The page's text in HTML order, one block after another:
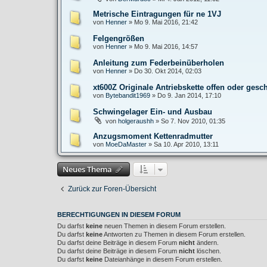
Metrische Eintragungen für ne 1VJ
von Henner » Mo 9. Mai 2016, 21:42
Felgengrößen
von Henner » Mo 9. Mai 2016, 14:57
Anleitung zum Federbeinüberholen
von Henner » Do 30. Okt 2014, 02:03
xt600Z Originale Antriebskette offen oder
von Bytebandit1969 » Do 9. Jan 2014, 17:10
Schwingelager Ein- und Ausbau
von holgeraushh » So 7. Nov 2010, 01:35
Anzugsmoment Kettenradmutter
von MoeDaMaster » Sa 10. Apr 2010, 13:11
Neues Thema
Zurück zur Foren-Übersicht
BERECHTIGUNGEN IN DIESEM FORUM
Du darfst keine neuen Themen in diesem Forum erstellen.
Du darfst keineAntworten zu Themen in diesem Forum erstellen.
Du darfst deine Beiträge in diesem Forum nicht ändern.
Du darfst deine Beiträge in diesem Forum nicht löschen.
Du darfst keine Dateianhänge in diesem Forum erstellen.